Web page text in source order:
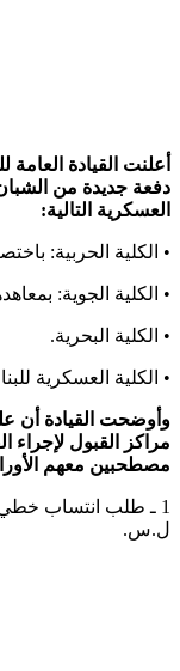
أعلنت القيادة
دفعة جديدة من الشبان
العسكرية التالية:
• الكلية الحربية:
• الكلية الجوية:
• الكلية البحرية.
• الكلية العسكرية
وأوضحت القيادة أن
مراكز القبول لإجراء
مصطحبين معهم الأوراق
ل.س.